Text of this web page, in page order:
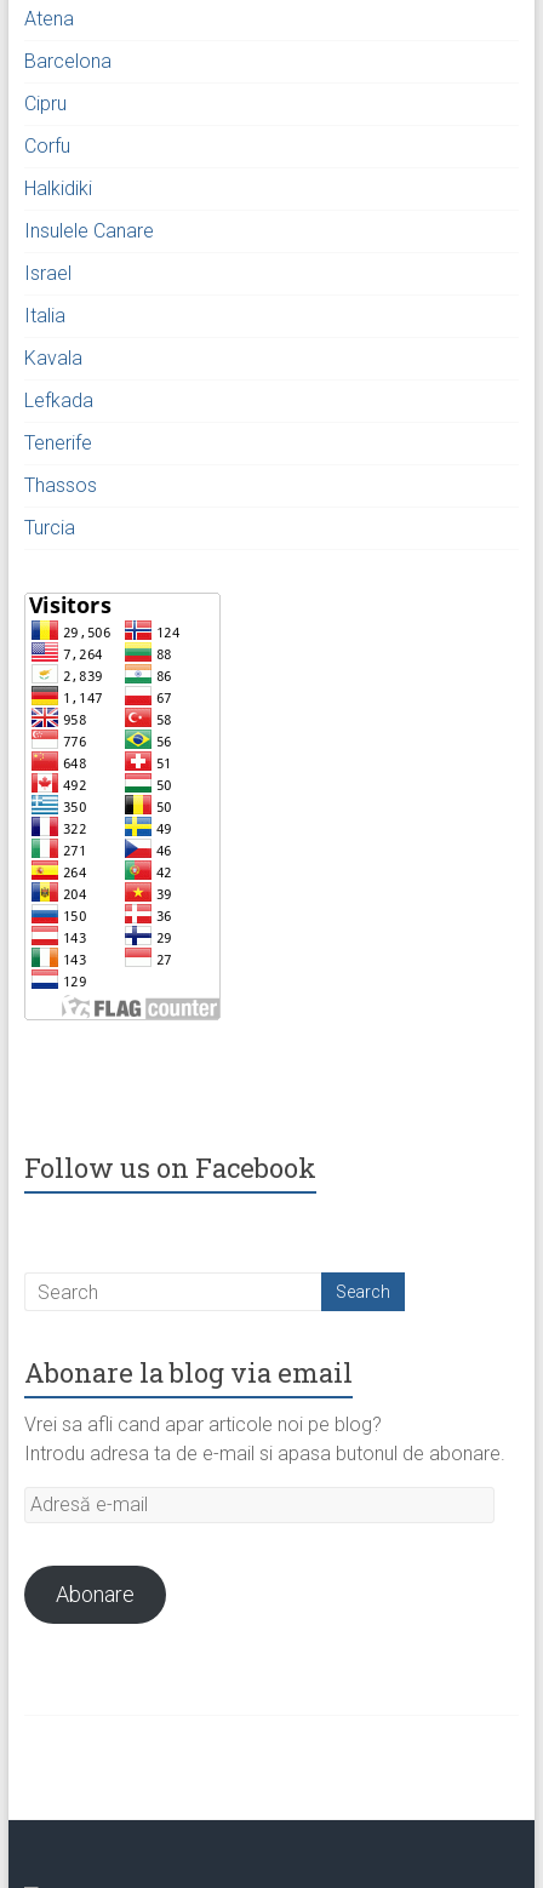
Atena
Barcelona
Cipru
Corfu
Halkidiki
Insulele Canare
Israel
Italia
Kavala
Lefkada
Tenerife
Thassos
Turcia
Follow us on Facebook
Abonare la blog via email
Vrei sa afli cand apar articole noi pe blog?
Introdu adresa ta de e-mail si apasa butonul de abonare.
Adresă
Abonare